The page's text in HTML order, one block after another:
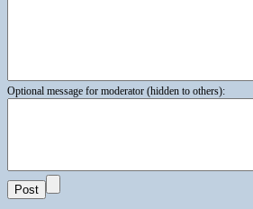
Optional message for moderator (hidden to others):